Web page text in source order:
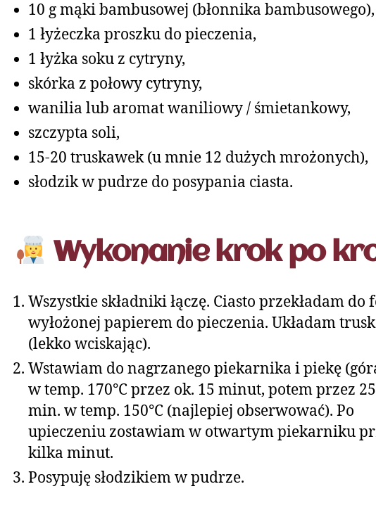
10 g mąki bambusowej (błonnika bambusowego),
1 łyżeczka proszku do pieczenia,
1 łyżka soku z cytryny,
skórka z połowy cytryny,
wanilia lub aromat waniliowy / śmietankowy,
szczypta soli,
15-20 truskawek (u mnie 12 dużych mrożonych),
słodzik w pudrze do posypania ciasta.
Wykonanie krok po
Wszystkie składniki łączę. Ciasto przekładam do
wyłożonej papierem do pieczenia. Układam
(lekko wciskając).
Wstawiam do nagrzanego piekarnika i piekę
w temp. 170°C przez ok. 15 minut, potem przez
min. w temp. 150°C (najlepiej obserwować). Po
upieczeniu zostawiam w otwartym piekarniku
kilka minut.
Posypuję słodzikiem w pudrze.